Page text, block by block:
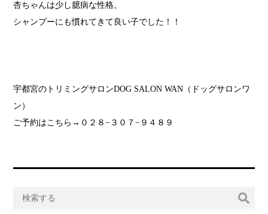
杏ちゃんは少し臆病な性格。
シャンプーにも慣れてきて良い子でした！！
宇都宮のトリミングサロンDOG SALON WAN（ドッグサロンワ
ン）
ご予約はこちら→０２８−３０７−９４８９